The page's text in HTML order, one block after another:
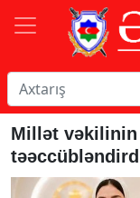
Millət vəkilinin